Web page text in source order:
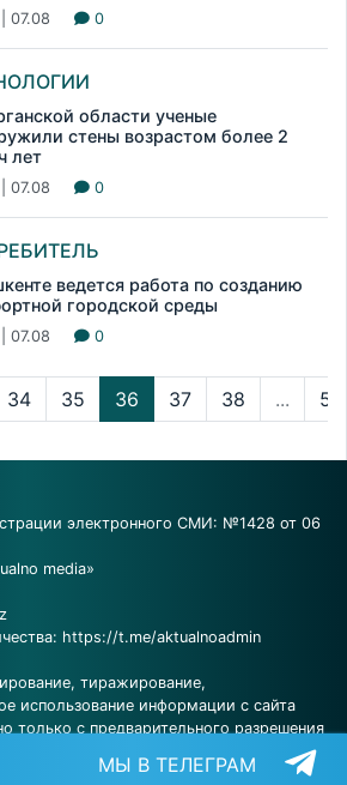
07.08 0
области ученые
стены возрастом более 2
лет
07.08 0
ведется работа по созданию
городской среды
07.08 0
34 35 36 37 38 ... 52
электронного СМИ: №1428 от 06
media»
https://t.me/aktualnoadmin
тиражирование,
использование информации с сайта
только с предварительного разрешения
МЫ В ТЕЛЕГРАМ